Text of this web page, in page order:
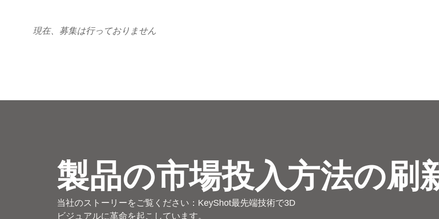
現在、募集は行っておりません
製品の市場投入方法の刷
当社のストーリーをご覧ください：KeyShot最先端技術で3D
ビジュアルに革命を起こしています。